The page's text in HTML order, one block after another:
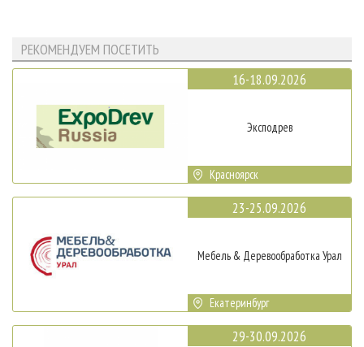
РЕКОМЕНДУЕМ ПОСЕТИТЬ
16-18.09.2026
Эксподрев
Красноярск
23-25.09.2026
Мебель & Деревообработка Урал
Екатеринбург
29-30.09.2026